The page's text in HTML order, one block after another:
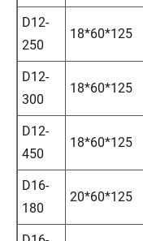
D12-
250
18*60*125
D12-
300
18*60*125
D12-
450
18*60*125
D16-
180
20*60*125